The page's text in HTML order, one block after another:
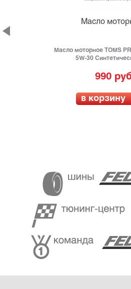
Масло
Масло моторное TOMS
5W-30
990
в корзину